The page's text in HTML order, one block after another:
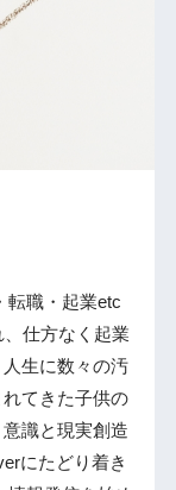
転職・起業etc
仕方なく起業
生に数々の汚
てきた子供の
識と現実創造
にたどり着き